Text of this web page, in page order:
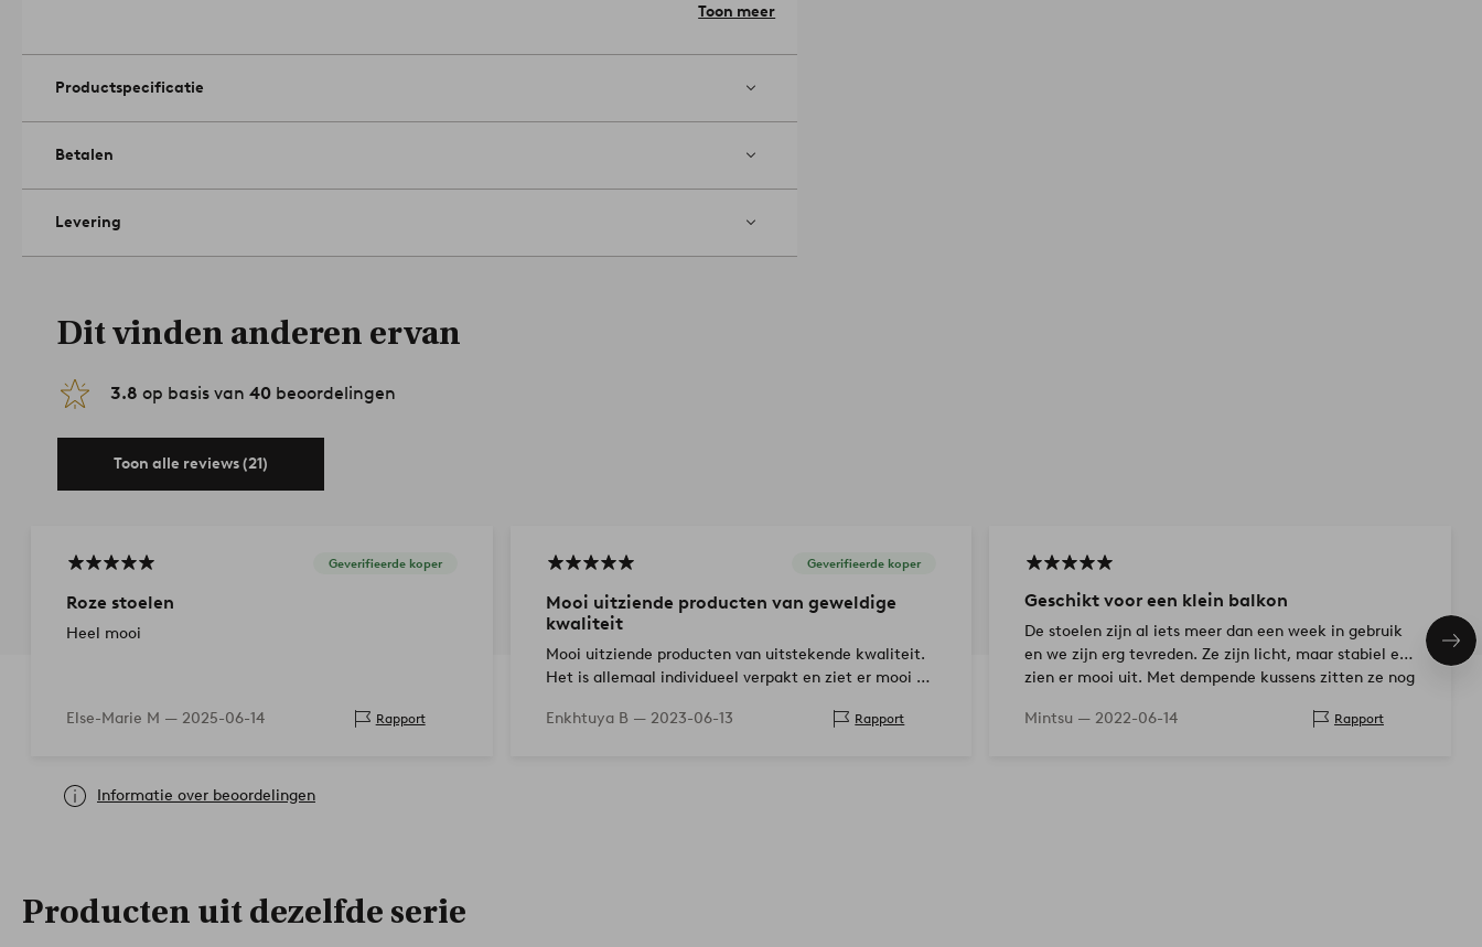
Tips/advies: DEIA is ideaal als extra stoelen voor onverwachte gasten. Omdat ze opgestapeld kunnen
worden, nemen ze weinig plaats in.
Toon meer
Productspecificatie
Betalen
Levering
Dit vinden anderen ervan
3.8 op basis van 40 beoordelingen
Toon alle reviews (21)
Geverifieerde koper
Roze stoelen
Heel mooi
Else-Marie M — 2025-06-14 Rapport
Geverifieerde koper
Mooi uitziende producten van geweldige
kwaliteit
Mooi uitziende producten van uitstekende kwaliteit.
Het is allemaal individueel verpakt en ziet er mooi en
Enkhtuya B — 2023-06-13 Rapport
Geschikt voor een klein balkon
De stoelen zijn al iets meer dan een week in gebruik
en we zijn erg tevreden. Ze zijn licht, maar stabiel en
zien er mooi uit. Met dempende kussens zitten ze nog
Mintsu — 2022-06-14 Rapport
Informatie over beoordelingen
Producten uit dezelfde serie